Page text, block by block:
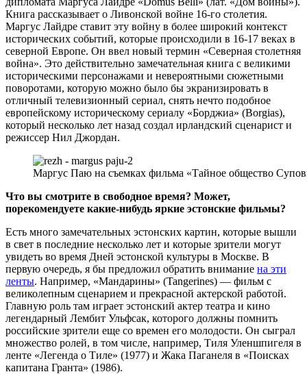
Книга рассказывает о Ливонской войне 16-го столетия.
Маргус Лайдре ставит эту войну в более широкий контекст
исторических событий, которые происходили в 16-17 веках в
северной Европе. Он ввел новый термин «Северная столетняя
война». Это действительно замечательная книга с великими
историческими персонажами и невероятными сюжетными
поворотами, которую можно было бы экранизировать в
отличный телевизионный сериал, снять нечто подобное
европейскому историческому сериалу «Борджиа» (Borgias),
который несколько лет назад создал ирландский сценарист и
режиссер Нил Джордан.
Маргус Паю на съемках фильма «Тайное общество
Что вы смотрите в свободное время? Может,
порекомендуете какие-нибудь яркие эстонские фильмы?
Есть много замечательных эстонских картин, которые вышли
в свет в последние несколько лет и которые зрители могут
увидеть во время Дней эстонской культуры в Москве. В
первую очередь, я бы предложил обратить внимание на эти
ленты. Например, «Мандарины» (Tangerines) — фильм с
великолепным сценарием и прекрасной актерской работой.
Главную роль там играет эстонский актер театра и кино
легендарный Лембит Ульфсак, которого должны помнить
российские зрители еще со времен его молодости. Он сыграл
множество ролей, в том числе, например, Тиля Уленшпигеля в
ленте «Легенда о Тиле» (1977) и Жака Паганеля в «Поисках
капитана Гранта» (1986).